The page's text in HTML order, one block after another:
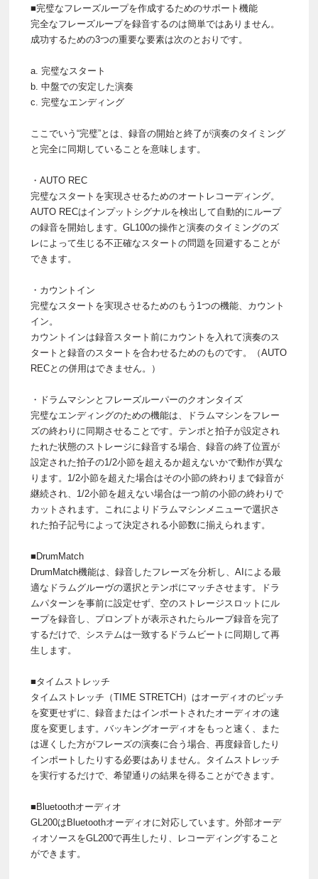
■完璧なフレーズループを作成するためのサポート機能
完全なフレーズループを録音するのは簡単ではありません。
成功するための3つの重要な要素は次のとおりです。
a. 完璧なスタート
b. 中盤での安定した演奏
c. 完璧なエンディング
ここでいう“完璧”とは、録音の開始と終了が演奏のタイミング
と完全に同期していることを意味します。
・AUTO REC
完璧なスタートを実現させるためのオートレコーディング。
AUTO RECはインプットシグナルを検出して自動的にループ
の録音を開始します。GL100の操作と演奏のタイミングのズ
レによって生じる不正確なスタートの問題を回避することが
できます。
・カウントイン
完璧なスタートを実現させるためのもう1つの機能、カウント
イン。
カウントインは録音スタート前にカウントを入れて演奏のス
タートと録音のスタートを合わせるためのものです。（AUTO
RECとの併用はできません。）
・ドラムマシンとフレーズルーパーのクオンタイズ
完璧なエンディングのための機能は、ドラムマシンをフレー
ズの終わりに同期させることです。テンポと拍子が設定され
たれた状態のストレージに録音する場合、録音の終了位置が
設定された拍子の1/2小節を超えるか超えないかで動作が異な
ります。1/2小節を超えた場合はその小節の終わりまで録音が
継続され、1/2小節を超えない場合は一つ前の小節の終わりで
カットされます。これによりドラムマシンメニューで選択さ
れた拍子記号によって決定される小節数に揃えられます。
■DrumMatch
DrumMatch機能は、録音したフレーズを分析し、AIによる最
適なドラムグルーヴの選択とテンポにマッチさせます。ドラ
ムパターンを事前に設定せず、空のストレージスロットにル
ープを録音し、プロンプトが表示されたらループ録音を完了
するだけで、システムは一致するドラムビートに同期して再
生します。
■タイムストレッチ
タイムストレッチ（TIME STRETCH）はオーディオのピッチ
を変更せずに、録音またはインポートされたオーディオの速
度を変更します。バッキングオーディオをもっと速く、また
は遅くした方がフレーズの演奏に合う場合、再度録音したり
インポートしたりする必要はありません。タイムストレッチ
を実行するだけで、希望通りの結果を得ることができます。
■Bluetoothオーディオ
GL200はBluetoothオーディオに対応しています。外部オーデ
ィオソースをGL200で再生したり、レコーディングすること
ができます。